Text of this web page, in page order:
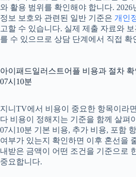
와 활용 범위를 확인해야 합니다. 2026
정보 보호와 관련된 일반 기준은 개인
고할 수 있습니다. 실제 제출 자료와
를 수 있으므로 상담 단계에서 직접 확
아이패드일러스트어플 비용과 절차 확
07시10분
지니TV에서 비용이 중요한 항목이라
다 비용이 정해지는 기준을 함께 살펴
07시10분 기본 비용, 추가 비용, 포함
여부가 있는지 확인하면 이후 혼선을
내받은 금액이 어떤 조건을 기준으로
중요합니다.